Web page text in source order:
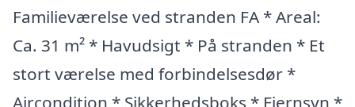
Familieværelse ved stranden FA * Areal:
Ca. 31 m² * Havudsigt * På stranden * Et
stort værelse med forbindelsesdør *
Aircondition * Sikkerhedsboks * Fjernsyn *